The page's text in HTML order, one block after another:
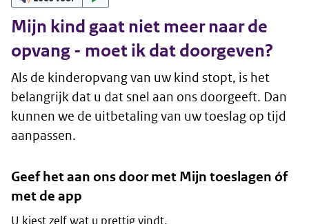
Mijn kind gaat niet meer naar de
opvang - moet ik dat doorgeven?
Als de kinderopvang van uw kind stopt, is het
belangrijk dat u dat snel aan ons doorgeeft. Dan
kunnen we de uitbetaling van uw toeslag op tijd
aanpassen.
Geef het aan ons door met Mijn toeslagen óf
met de app
U kiest zelf wat u prettig vindt.